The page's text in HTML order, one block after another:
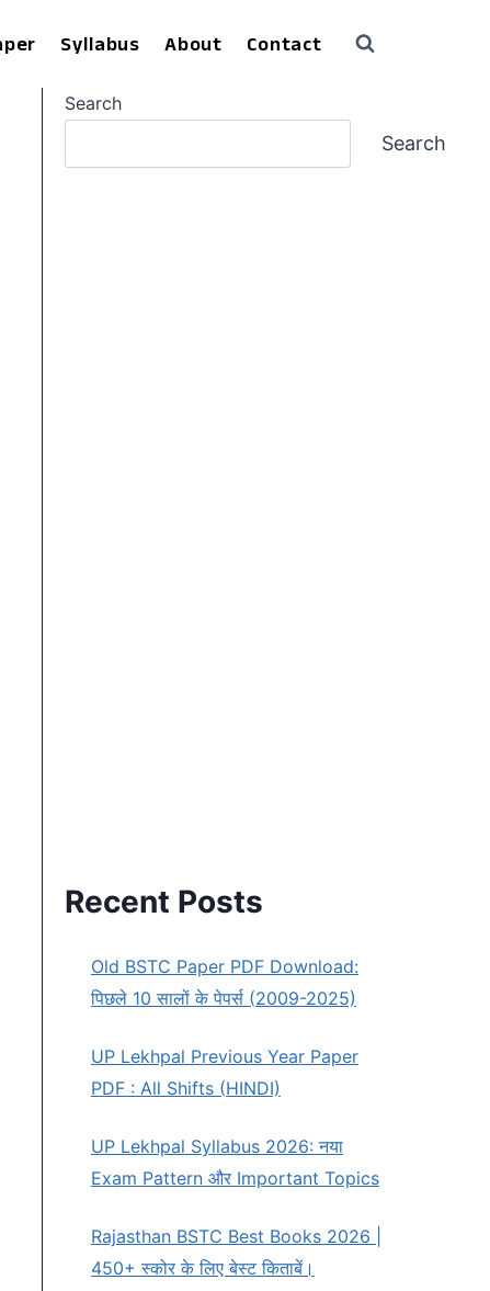
Syllabus About Contact
Search
Search
Recent Posts
Old BSTC Paper PDF Download:
पिछले 10 सालों के पेपर्स (2009-2025)
UP Lekhpal Previous Year Paper
PDF : All Shifts (HINDI)
UP Lekhpal Syllabus 2026: नया
Exam Pattern और Important Topics
Rajasthan BSTC Best Books 2026 |
450+ स्कोर के लिए बेस्ट किताबें।